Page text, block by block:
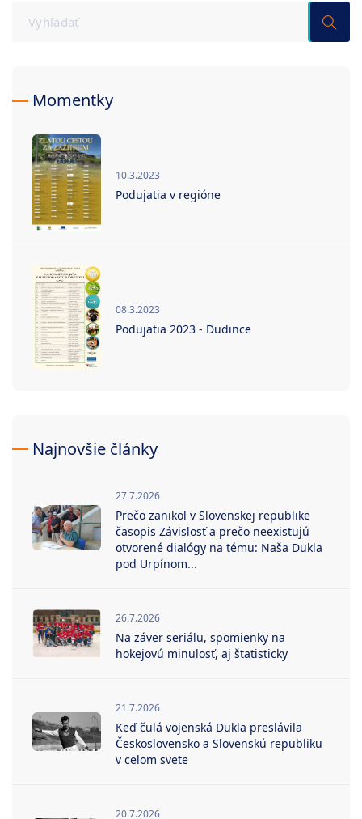
Momentky
10.3.2023
Podujatia v regióne
08.3.2023
Podujatia 2023 - Dudince
Najnovšie články
27.7.2026
Prečo zanikol v Slovenskej republike
časopis Závislosť a prečo neexistujú
otvorené dialógy na tému: Naša Dukla
pod Urpínom...
26.7.2026
Na záver seriálu, spomienky na
hokejovú minulosť, aj štatisticky
21.7.2026
Keď čulá vojenská Dukla preslávila
Československo a Slovenskú republiku
v celom svete
20.7.2026